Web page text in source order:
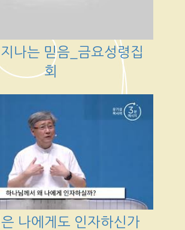
나는 믿음_금요성령집
회
나에게도 인자하신가